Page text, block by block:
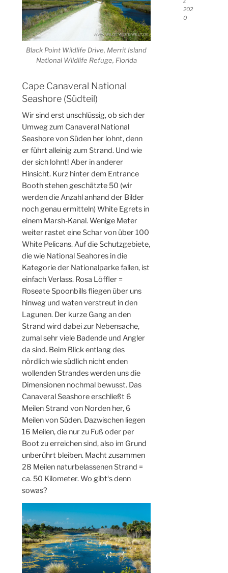
Black Point Wildlife Drive, Merrit Island
National Wildlife Refuge, Florida
Cape Canaveral National
Seashore (Südteil)
Wir sind erst unschlüssig, ob sich der
Umweg zum Canaveral National
Seashore von Süden her lohnt, denn
er führt alleinig zum Strand. Und wie
der sich lohnt! Aber in anderer
Hinsicht. Kurz hinter dem Entrance
Booth stehen geschätzte 50 (wir
werden die Anzahl anhand der Bilder
noch genau ermitteln) White Egrets in
einem Marsh-Kanal. Wenige Meter
weiter rastet eine Schar von über 100
White Pelicans. Auf die Schutzgebiete,
die wie National Seahores in die
Kategorie der Nationalparke fallen, ist
einfach Verlass. Rosa Löffler =
Roseate Spoonbills fliegen über uns
hinweg und waten verstreut in den
Lagunen. Der kurze Gang an den
Strand wird dabei zur Nebensache,
zumal sehr viele Badende und Angler
da sind. Beim Blick entlang des
nördlich wie südlich nicht enden
wollenden Strandes werden uns die
Dimensionen nochmal bewusst. Das
Canaveral Seashore erschließt 6
Meilen Strand von Norden her, 6
Meilen von Süden. Dazwischen liegen
16 Meilen, die nur zu Fuß oder per
Boot zu erreichen sind, also im Grund
unberührt bleiben. Macht zusammen
28 Meilen naturbelassenen Strand =
ca. 50 Kilometer. Wo gibt‘s denn
sowas?
202
0